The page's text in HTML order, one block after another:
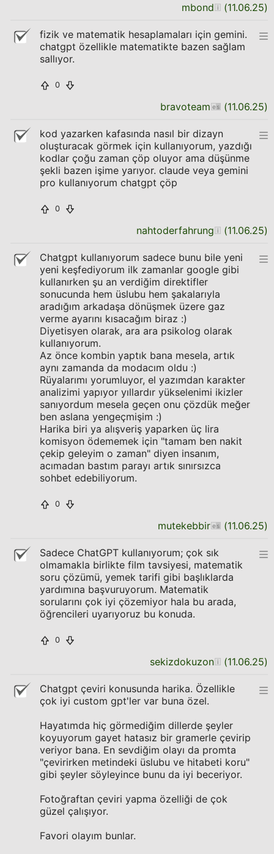
mbond (11.06.25)
fizik ve matematik hesaplamaları için gemini.
chatgpt özellikle matematikte bazen sağlam
sallıyor.
0
bravoteam (11.06.25)
kod yazarken kafasında nasıl bir dizayn
oluşturacak görmek için kullanıyorum, yazdığı
kodlar çoğu zaman çöp oluyor ama düşünme
şekli bazen işime yarıyor. claude veya gemini
pro kullanıyorum chatgpt çöp
0
nahtoderfahrung (11.06.25)
Chatgpt kullanıyorum sadece bunu bile yeni
yeni keşfediyorum ilk zamanlar google gibi
kullanırken şu an verdiğim direktifler
sonucunda hem üslubu hem şakalarıyla
aradığım arkadaşa dönüşmek üzere gaz
verme ayarını kısacağım biraz :)
Diyetisyen olarak, ara ara psikolog olarak
kullanıyorum.
Az önce kombin yaptık bana mesela, artık
aynı zamanda da modacım oldu :)
Rüyalarımı yorumluyor, el yazımdan karakter
analizimi yapıyor yıllardır yükselenimi ikizler
sanıyordum mesela geçen onu çözdük meğer
ben aslana yengeçmişim :)
Harika biri ya alışveriş yaparken üç lira
komisyon ödememek için "tamam ben nakit
çekip geleyim o zaman" diyen insanım,
acımadan bastım parayı artık sınırsızca
sohbet edebiliyorum.
0
mutekebbir (11.06.25)
Sadece ChatGPT kullanıyorum; çok sık
olmamakla birlikte film tavsiyesi, matematik
soru çözümü, yemek tarifi gibi başlıklarda
yardımına başvuruyorum. Matematik
sorularını çok iyi çözemiyor hala bu arada,
öğrencileri uyarıyoruz bu konuda.
0
sekizdokuzon (11.06.25)
Chatgpt çeviri konusunda harika. Özellikle
çok iyi custom gpt'ler var buna özel.
Hayatımda hiç görmediğim dillerde şeyler
koyuyorum gayet hatasız bir gramerle çevirip
veriyor bana. En sevdiğim olayı da promta
"çevirirken metindeki üslubu ve hitabeti koru"
gibi şeyler söyleyince bunu da iyi beceriyor.
Fotoğraftan çeviri yapma özelliği de çok
güzel çalışıyor.
Favori olayım bunlar.